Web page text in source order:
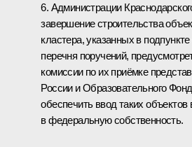
6. Администрации
завершение строительства
кластера, указанных в
перечня поручений,
комиссии по их приёмке
России и Образовательного
обеспечить ввод таких
в федеральную собственность.